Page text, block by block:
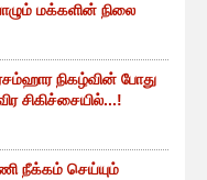
மக்களின் நிலை
நிகழ்வின் போது
சிகிச்சையில்...!
நீக்கம் செய்யும்